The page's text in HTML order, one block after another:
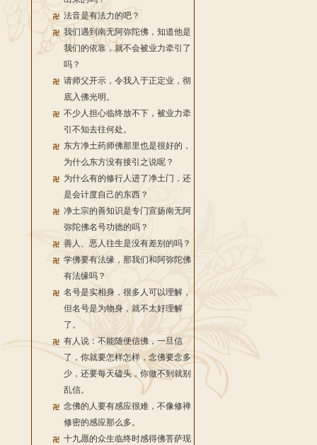
法音是有法力的吧？
我们遇到南无阿弥陀佛，知道他是
我们的依靠，就不会被业力牵引了
吗？
请师父开示，令我入于正定业，彻
底入佛光明。
不少人担心临终放不下，被业力牵
引不知去往何处。
东方净土药师佛那里也是很好的，
为什么东方没有接引之说呢？
为什么有的修行人进了净土门，还
是会计度自己的东西？
净土宗的善知识是专门宣扬南无阿
弥陀佛名号功德的吗？
善人、恶人往生是没有差别的吗？
学佛要有法缘，那我们和阿弥陀佛
有法缘吗？
名号是实相身，很多人可以理解，
但名号是为物身，就不太好理解
了。
有人说：不能随便信佛，一旦信
了，你就要怎样怎样，念佛要念多
少，还要每天磕头，你做不到就别
乱信。
念佛的人要有感应很难，不像修禅
修密的感应那么多。
十九愿的众生临终时感得佛菩萨现